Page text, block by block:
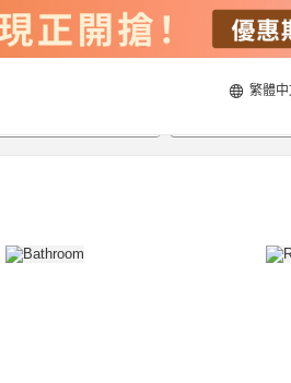
繁體中